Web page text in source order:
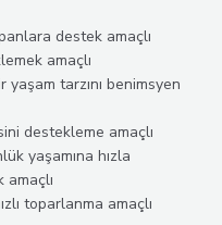
destek amaçlı
amaçlı
tarzını benimsyen
destekleme amaçlı
yaşamına hızla
toparlanma amaçlı